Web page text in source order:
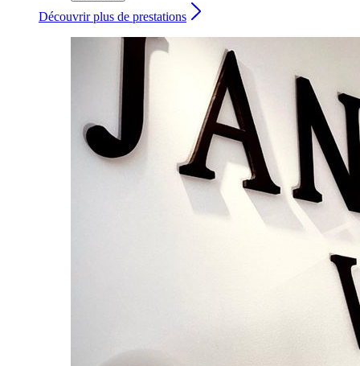
Découvrir plus de prestations